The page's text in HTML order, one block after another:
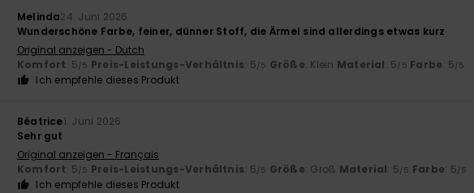
Melinda24. Juni 2026
Wunderschöne Farbe, feiner, dünner Stoff, die Ärmel sind allerdings etwas kurz
Original anzeigen - Dutch
Komfort: 5/5 Preis-Leistungs-Verhältnis: 5/5 Größe: Klein Material: 5/5 Farbe: 5/5
Ich empfehle dieses Produkt
Béatrice1. Juni 2026
Sehr gut
Original anzeigen - Français
Komfort: 5/5 Preis-Leistungs-Verhältnis: 5/5 Größe: Groß Material: 5/5 Farbe: 5/5
Ich empfehle dieses Produkt